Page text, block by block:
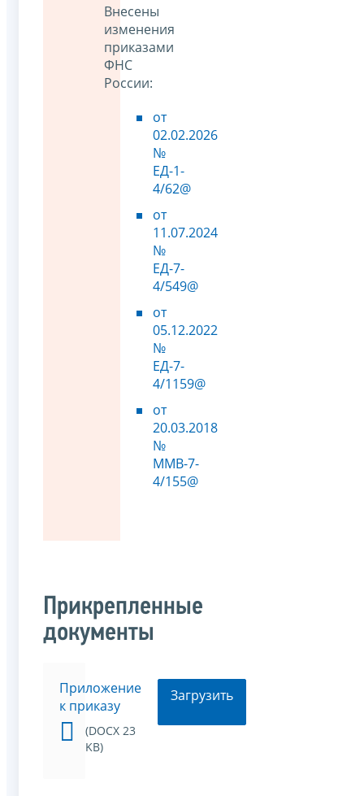
Внесены
изменения
приказами
ФНС
России:
от
02.02.2026
№
ЕД-1-
4/62@
от
11.07.2024
№
ЕД-7-
4/549@
от
05.12.2022
№
ЕД-7-
4/1159@
от
20.03.2018
№
ММВ-7-
4/155@
Прикрепленные
документы
Приложение
к приказу
(DOCX 23
KB)
Загрузить